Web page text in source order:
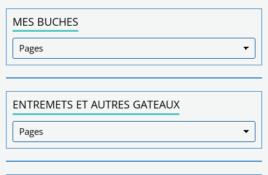
MES BUCHES
ENTREMETS ET AUTRES GATEAUX